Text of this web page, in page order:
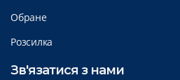
Обране
Розсилка
Зв'язатися з нами